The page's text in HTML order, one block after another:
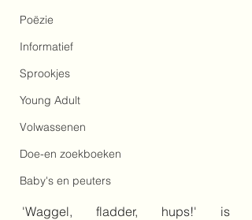
Poëzie
Informatief
Sprookjes
Young Adult
Volwassenen
Doe-en zoekboeken
Baby's en peuters
'Waggel, fladder, hups!' is